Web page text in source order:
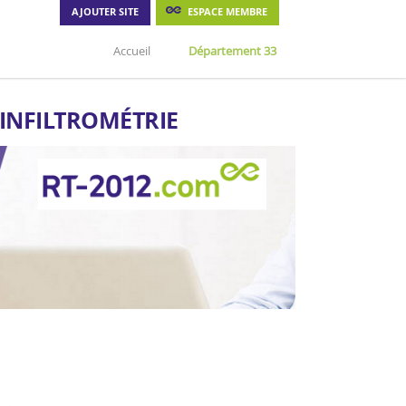
AJOUTER SITE ESPACE MEMBRE
Accueil Département 33